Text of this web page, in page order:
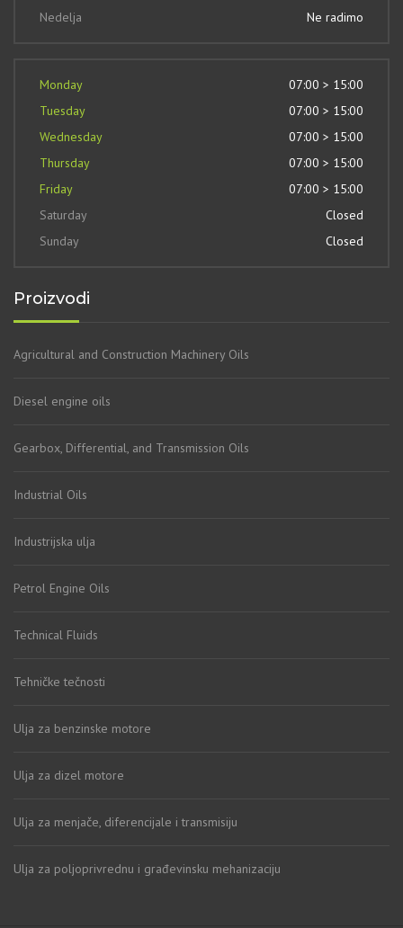
Nedelja
Ne radimo
Monday
07:00 > 15:00
Tuesday
07:00 > 15:00
Wednesday
07:00 > 15:00
Thursday
07:00 > 15:00
Friday
07:00 > 15:00
Saturday
Closed
Sunday
Closed
Proizvodi
Agricultural and Construction Machinery Oils
Diesel engine oils
Gearbox, Differential, and Transmission Oils
Industrial Oils
Industrijska ulja
Petrol Engine Oils
Technical Fluids
Tehničke tečnosti
Ulja za benzinske motore
Ulja za dizel motore
Ulja za menjače, diferencijale i transmisiju
Ulja za poljoprivrednu i građevinsku mehanizaciju